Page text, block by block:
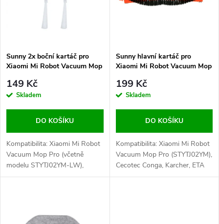
p
r
o
d
u
s
p
r
d
u
Sunny 2x boční kartáč pro
Xiaomi Mi Robot Vacuum Mop
Conga / Sencor
149 Kč
Skladem
DO KOŠÍKU
Kompatibilita: Xiaomi Mi Robot
Vacuum Mop Pro (včetně
modelu STYTJ02YM-LW),
Xiaomi Viomi, Cecotec Conga,
Sunny hlavní kartáč pro
Xiaomi Mi Robot Vacuum Mop
Eta / Karcher
199 Kč
Skladem
DO KOŠÍKU
Kompatibilita: Xiaomi Mi Robot
Vacuum Mop Pro (STYTJ02YM),
Cecotec Conga, Karcher, ETA
Navaggio, Proscenic M7,